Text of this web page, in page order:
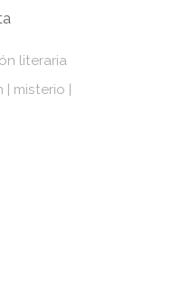
literaria
misterio